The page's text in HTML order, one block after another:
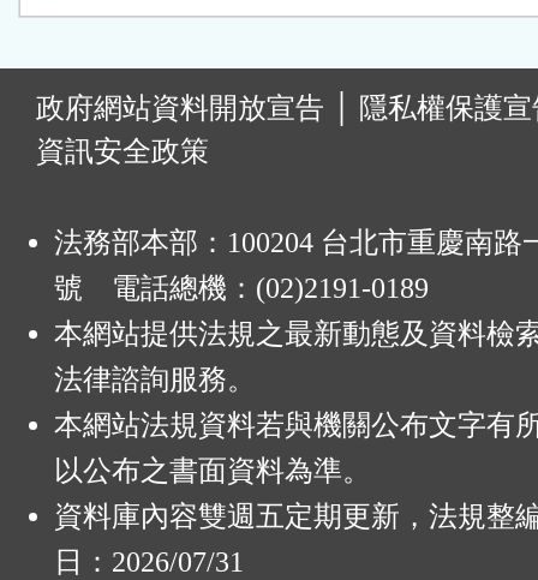
政府網站資料開放宣告
隱私權保護
資訊安全政策
法務部本部：100204 台北市重慶南路
號 電話總機：(02)2191-0189
本網站提供法規之最新動態及資料檢
法律諮詢服務。
本網站法規資料若與機關公布文字有
以公布之書面資料為準。
資料庫內容雙週五定期更新，法規整
日：2026/07/31